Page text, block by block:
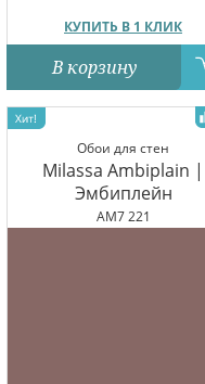
КУПИТЬ В 1 КЛИК
В корзину
Обои для стен
Milassa Ambiplain |
Эмбиплейн
AM7 221